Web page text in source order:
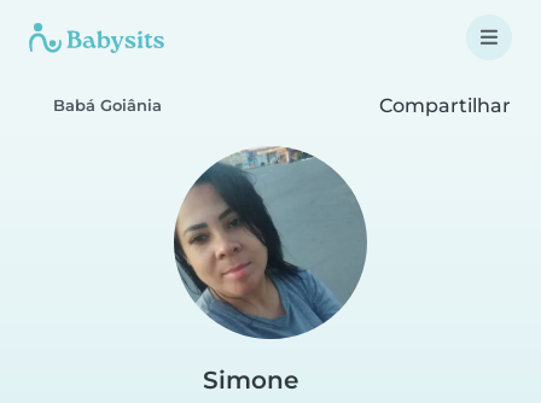
Babá Goiânia Compartilhar
Simone